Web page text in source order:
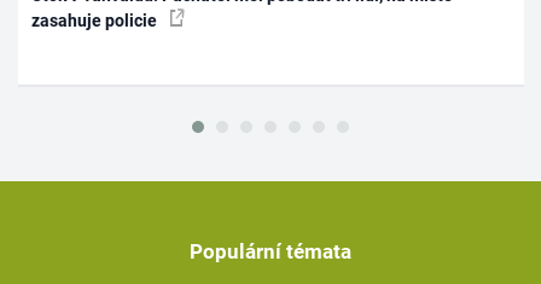
zasahuje policie
Populární témata